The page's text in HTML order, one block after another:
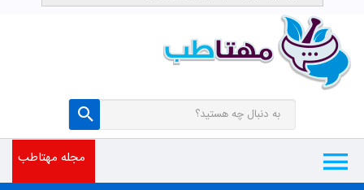
مجله مهتاطب